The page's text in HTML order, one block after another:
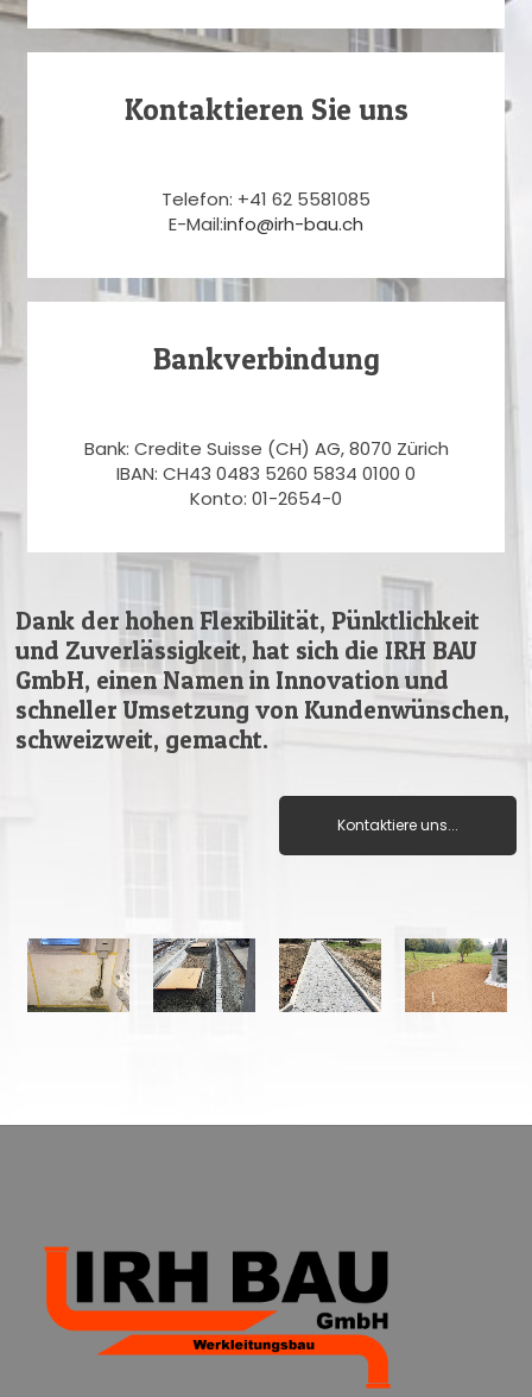
Kontaktieren Sie uns
Telefon: +41 62 5581085
E-Mail:info@irh-bau.ch
Bankverbindung
Bank: Credite Suisse (CH) AG, 8070 Zürich
IBAN: CH43 0483 5260 5834 0100 0
Konto: 01-2654-0
Dank der hohen Flexibilität, Pünktlichkeit
und Zuverlässigkeit, hat sich die IRH BAU
GmbH, einen Namen in Innovation und
schneller Umsetzung von Kundenwünschen,
schweizweit, gemacht.
Kontaktiere uns...